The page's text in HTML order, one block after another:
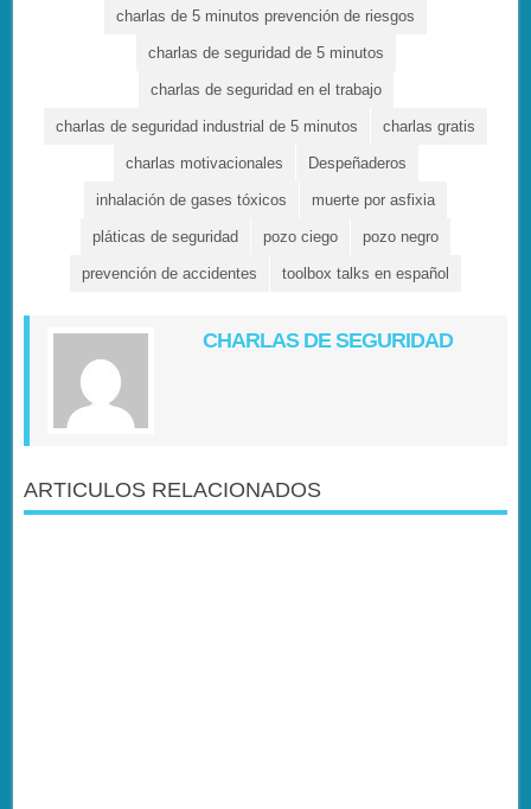
charlas de 5 minutos prevención de riesgos
charlas de seguridad de 5 minutos
charlas de seguridad en el trabajo
charlas de seguridad industrial de 5 minutos charlas gratis
charlas motivacionales Despeñaderos
inhalación de gases tóxicos muerte por asfixia
pláticas de seguridad pozo ciego pozo negro
prevención de accidentes toolbox talks en español
CHARLAS DE SEGURIDAD
ARTICULOS RELACIONADOS